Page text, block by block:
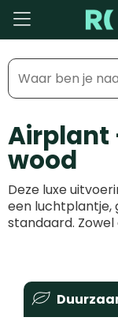
Bestsellers
Beurs & Event
Kantoor &
Eten &
Groei & bloei
Feestdagen
Zakelijke
Dag van de ...
Airplant
wood
Deze luxe
een luchtplantje,
standaard. Zowel